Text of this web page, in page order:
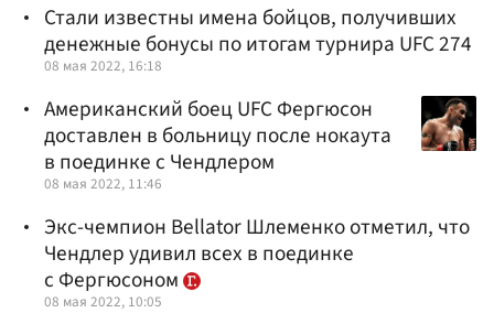
Стали известны имена бойцов, получивших
денежные бонусы по итогам турнира UFC 274
08 мая 2022, 16:18
Американский боец UFC Фергюсон
доставлен в больницу после нокаута
в поединке с Чендлером
08 мая 2022, 11:46
Экс-чемпион Bellator Шлеменко отметил, что
Чендлер удивил всех в поединке
с Фергюсоном
08 мая 2022, 10:05